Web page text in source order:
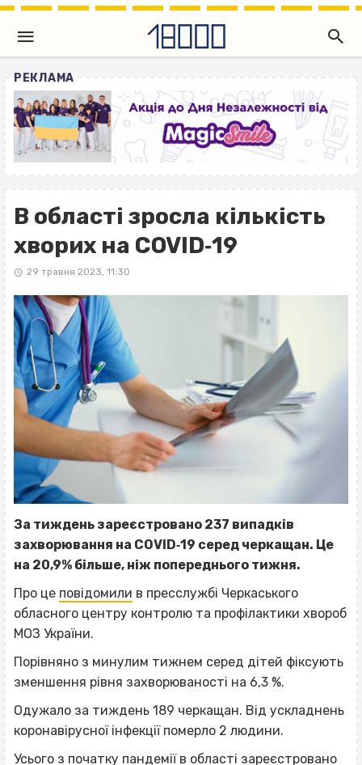
РЕКЛАМА
В області зросла кількість
хворих на COVID‐19
29 травня 2023, 11:30
За тиждень зареєстровано 237 випадків
захворювання на COVID‐19 серед черкащан. Це
на 20,9% більше, ніж попереднього тижня.
Про це повідомили в пресслужбі Черкаського
обласного центру контролю та профілактики хвороб
МОЗ України.
Порівняно з минулим тижнем серед дітей фіксують
зменшення рівня захворюваності на 6,3 %.
Одужало за тиждень 189 черкащан. Від ускладнень
коронавірусної інфекції померло 2 людини.
Усього з початку пандемії в області зареєстровано